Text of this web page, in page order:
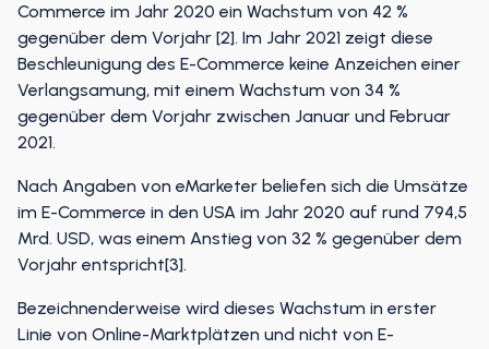
Commerce im Jahr 2020 ein Wachstum von 42 %
gegenüber dem Vorjahr [2]. Im Jahr 2021 zeigt diese
Beschleunigung des E-Commerce keine Anzeichen einer
Verlangsamung, mit einem Wachstum von 34 %
gegenüber dem Vorjahr zwischen Januar und Februar
2021.
Nach Angaben von eMarketer beliefen sich die Umsätze
im E-Commerce in den USA im Jahr 2020 auf rund 794,5
Mrd. USD, was einem Anstieg von 32 % gegenüber dem
Vorjahr entspricht[3].
Bezeichnenderweise wird dieses Wachstum in erster
Linie von Online-Marktplätzen und nicht von E-